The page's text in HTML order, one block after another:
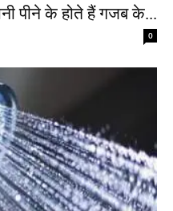
पीने के होते हैं गजब के...
0